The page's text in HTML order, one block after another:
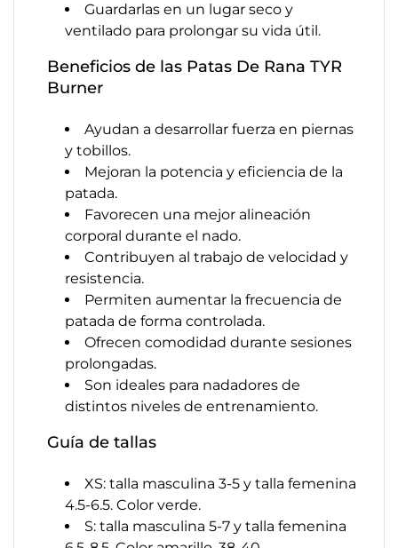
Guardarlas en un lugar seco y
ventilado para prolongar su vida útil.
Beneficios de las Patas De Rana TYR
Burner
Ayudan a desarrollar fuerza en piernas
y tobillos.
Mejoran la potencia y eficiencia de la
patada.
Favorecen una mejor alineación
corporal durante el nado.
Contribuyen al trabajo de velocidad y
resistencia.
Permiten aumentar la frecuencia de
patada de forma controlada.
Ofrecen comodidad durante sesiones
prolongadas.
Son ideales para nadadores de
distintos niveles de entrenamiento.
Guía de tallas
XS: talla masculina 3-5 y talla femenina
4.5-6.5. Color verde.
S: talla masculina 5-7 y talla femenina